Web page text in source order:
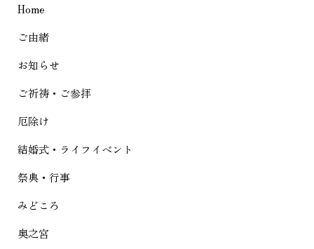
ー
シ
ョ
ン
Home
ご由緒
お知らせ
ご祈祷・ご参拝
厄除け
結婚式・ライフイベント
祭典・行事
みどころ
奥之宮